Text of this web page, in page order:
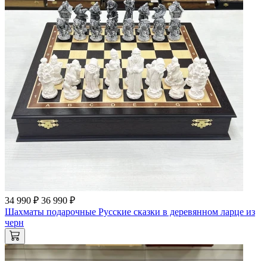
34 990 ₽ 36 990 ₽
Шахматы подарочные Русские сказки в деревянном ларце из
черн